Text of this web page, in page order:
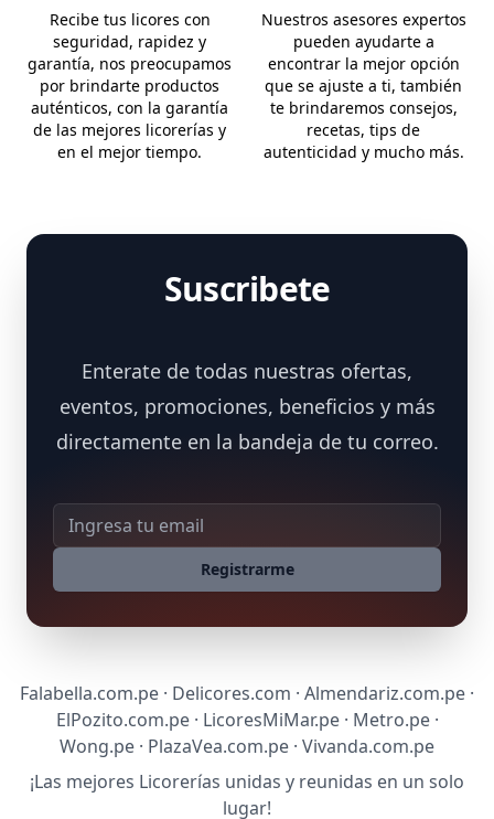
Recibe tus licores con
seguridad, rapidez y
garantía, nos preocupamos
por brindarte productos
auténticos, con la garantía
de las mejores licorerías y
en el mejor tiempo.
Nuestros asesores expertos
pueden ayudarte a
encontrar la mejor opción
que se ajuste a ti, también
te brindaremos consejos,
recetas, tips de
autenticidad y mucho más.
Suscribete
Enterate de todas nuestras ofertas,
eventos, promociones, beneficios y más
directamente en la bandeja de tu correo.
Dirección de correo
Registrarme
Falabella.com.pe · Delicores.com · Almendariz.com.pe ·
ElPozito.com.pe · LicoresMiMar.pe · Metro.pe ·
Wong.pe · PlazaVea.com.pe · Vivanda.com.pe
¡Las mejores Licorerías unidas y reunidas en un solo
lugar!